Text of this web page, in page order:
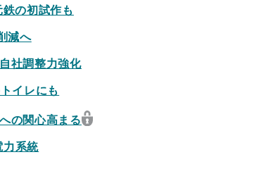
の初試作も
減へ
社調整力強化
イレにも
の関心高まる
系統